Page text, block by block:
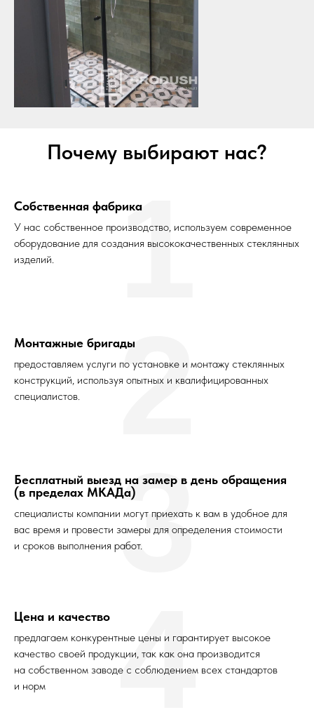
Почему выбирают нас?
Собственная фабрика
У нас собственное производство, используем современное
оборудование для создания высококачественных стеклянных
изделий.
1
Монтажные бригады
предоставляем услуги по установке и монтажу стеклянных
конструкций, используя опытных и квалифицированных
специалистов.
2
Бесплатный выезд на замер в день обращения
(в пределах МКАДа)
специалисты компании могут приехать к вам в удобное для
вас время и провести замеры для определения стоимости
и сроков выполнения работ.3
Цена и качество
предлагаем конкурентные цены и гарантирует высокое
качество своей продукции, так как она производится
на собственном заводе с соблюдением всех стандартов
и норм
4